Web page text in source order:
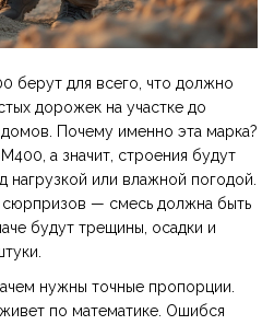
берут для всего, что должно
дорожек на участке до
Почему именно эта марка?
а значит, строения будут
нагрузкой или влажной погодой.
сюрпризов — смесь должна быть
будут трещины, осадки и
нужны точные пропорции.
живет по математике. Ошибся